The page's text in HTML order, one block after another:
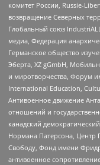
комитет России, Russie-
возвращение Северных
Глобальный союз
медиа, Федерация
Германское общество
Эберта, XZ gGmbH,
и миротворчества, Форум
International Education,
Антивоенное движение
отношений и
канадский
Нормана Патерсона, Центр
Свободу, Фонд имени
антивоенное